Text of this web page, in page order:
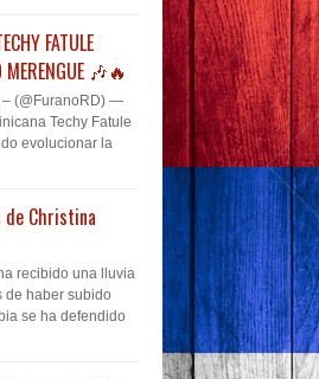
FATULE
MERENGUE 🎶🔥
– (@FuranoRD) —
Techy Fatule
evolucionar la
de Christina
recibido una lluvia
de haber subido
se ha defendido